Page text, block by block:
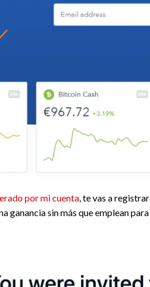
por mi cuenta, te vas a
ganancia sin más que emplean